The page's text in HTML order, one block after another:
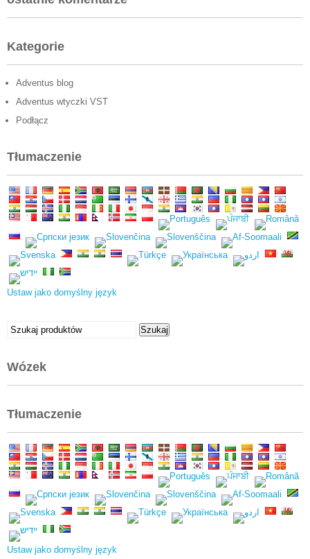
Kategorie
Adventus blog
Adventus wtyczki VST
Podłącz
Tłumaczenie
Ustaw jako domyślny język
Szukać: Szukaj
Wózek
Tłumaczenie
Ustaw jako domyślny język